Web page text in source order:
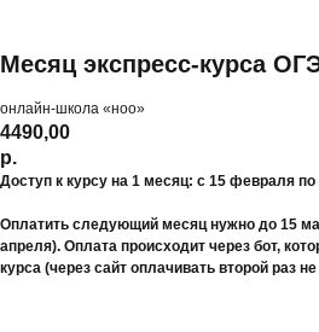
Месяц экспресс-курса
онлайн-школа «ноо»
4490,00
р.
Доступ к курсу на 1 месяц: с 15 февраля по
Оплатить следующий месяц нужно до 15
апреля). Оплата происходит через бот,
курса (через сайт оплачивать второй раз